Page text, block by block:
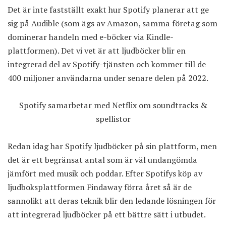
Det är inte fastställt exakt hur Spotify planerar att ge
sig på Audible (som ägs av Amazon, samma företag som
dominerar handeln med e-böcker via Kindle-
plattformen). Det vi vet är att ljudböcker blir en
integrerad del av Spotify-tjänsten och kommer till de
400 miljoner användarna under senare delen på 2022.
Spotify samarbetar med Netflix om soundtracks &
spellistor
Redan idag har Spotify ljudböcker på sin plattform, men
det är ett begränsat antal som är väl undangömda
jämfört med musik och poddar. Efter Spotifys köp av
ljudboksplattformen Findaway förra året så är de
sannolikt att deras teknik blir den ledande lösningen för
att integrerad ljudböcker på ett bättre sätt i utbudet.